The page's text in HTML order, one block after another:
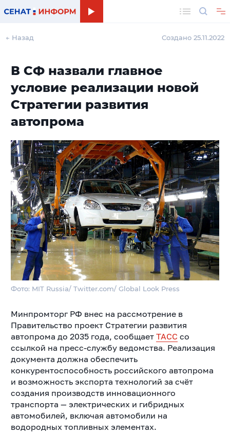
← Назад Создано 25.11.2022
В СФ назвали главное
условие реализации новой
Стратегии развития
автопрома
Фото: MIT Russia/ Twitter.com/ Global Look Press
Минпромторг РФ внес на рассмотрение в
Правительство проект Стратегии развития
автопрома до 2035 года, сообщает ТАСС со
ссылкой на пресс-службу ведомства. Реализация
документа должна обеспечить
конкурентоспособность российского автопрома
и возможность экспорта технологий за счёт
создания производств инновационного
транспорта — электрических и гибридных
автомобилей, включая автомобили на
водородных топливных элементах.